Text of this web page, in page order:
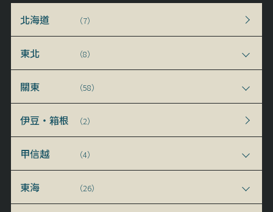
北海道 （7）
東北 （8）
關東 （58）
伊豆・箱根 （2）
甲信越 （4）
東海 （26）